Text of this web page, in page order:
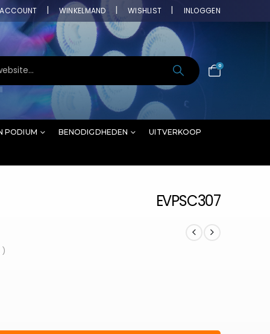
ACCOUNT WINKELMAND WISHLIST INLOGGEN
0
PODIUM BENODIGDHEDEN UITVERKOOP
EVPSC307
)